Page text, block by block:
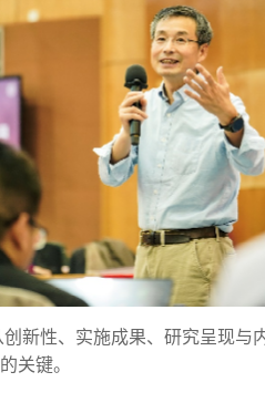
新性、实施成果、研究呈现
关键。